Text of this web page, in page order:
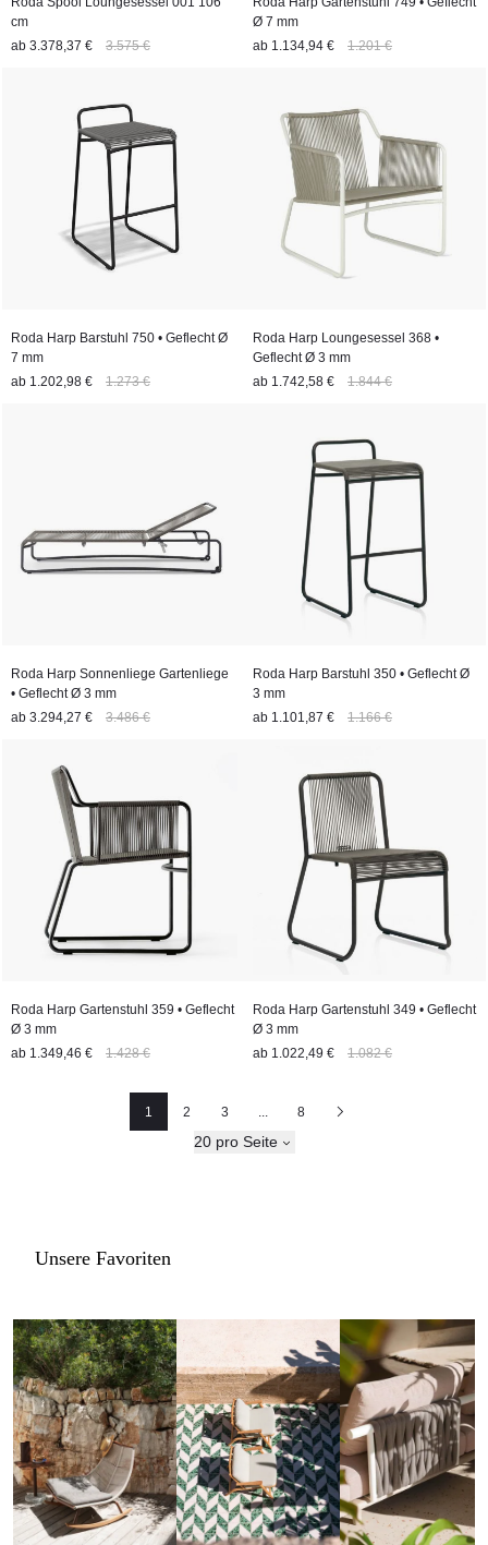
cm
ab 3.378,37 € 3.575 €
Ø 7 mm
ab 1.134,94 € 1.201 €
Roda Harp Barstuhl 750 • Geflecht Ø
7 mm
ab 1.202,98 € 1.273 €
Roda Harp Loungesessel 368 •
Geflecht Ø 3 mm
ab 1.742,58 € 1.844 €
Roda Harp Sonnenliege Gartenliege
• Geflecht Ø 3 mm
ab 3.294,27 € 3.486 €
Roda Harp Barstuhl 350 • Geflecht Ø
3 mm
ab 1.101,87 € 1.166 €
Roda Harp Gartenstuhl 359 • Geflecht
Ø 3 mm
ab 1.349,46 € 1.428 €
Roda Harp Gartenstuhl 349 • Geflecht
Ø 3 mm
ab 1.022,49 € 1.082 €
Seite
1
Seite
2
Seite
3 8
Nächste
20 pro Seite
Unsere Favoriten